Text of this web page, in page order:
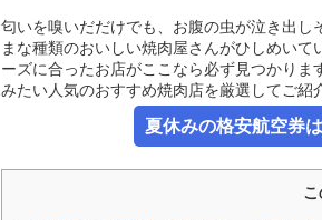
匂いを嗅いだだけでも、お腹の虫が泣き出
まな種類のおいしい焼肉屋さんがひしめい
ーズに合ったお店がここなら必ず見つかり
みたい人気のおすすめ焼肉店を厳選してご紹
夏休みの格安航空券